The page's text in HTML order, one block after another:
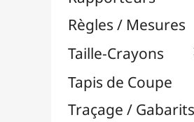
Chevalets & Accrochage
Enfants / Scolaire
Esquisse & Dessin
Librairie / Livres
Loisirs Créatifs